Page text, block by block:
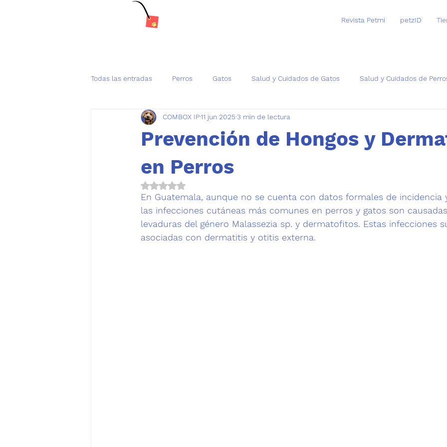
Revista Petmi petzID
Todas las entradas Perros Gatos Salud y Cuidados de Gatos Salud y Cuidados de
Tenencia Responsable de mascotas
Prevención de Hongos y
en Perros
COMBOX IP11 jun 2025 3 min de lectura
Obtuvo NaN de 5 estrellas.
En Guatemala, aunque no se cuenta con datos formales de incidencia
las infecciones cutáneas más comunes en perros y gatos son
levaduras del género Malassezia sp. y dermatofitos. Estas infecciones
asociadas con dermatitis y otitis externa.